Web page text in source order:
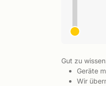
Gut zu
Geräte
Wir